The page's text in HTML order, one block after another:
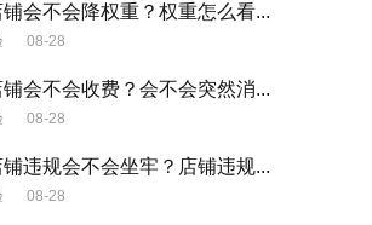
会不会降权重？权重怎么看...
08-28
会不会收费？会不会突然消...
08-28
违规会不会坐牢？店铺违规...
08-28